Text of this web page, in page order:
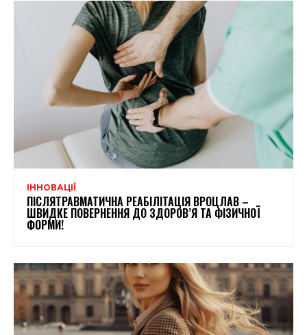
ІННОВАЦІЇ
ПІСЛЯТРАВМАТИЧНА РЕАБІЛІТАЦІЯ ВРОЦЛАВ –
ШВИДКЕ ПОВЕРНЕННЯ ДО ЗДОРОВ’Я ТА ФІЗИЧНОЇ
ФОРМИ!